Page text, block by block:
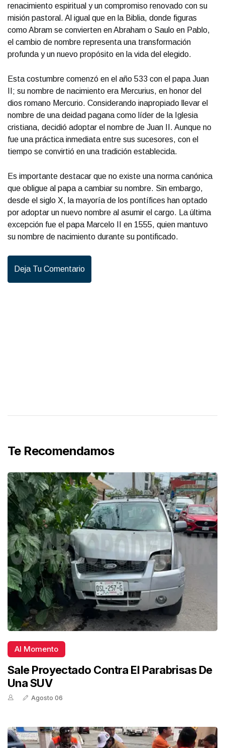
renacimiento espiritual y un compromiso renovado con su
misión pastoral. Al igual que en la Biblia, donde figuras
como Abram se convierten en Abraham o Saulo en Pablo,
el cambio de nombre representa una transformación
profunda y un nuevo propósito en la vida del elegido.
Esta costumbre comenzó en el año 533 con el papa Juan
II; su nombre de nacimiento era Mercurius, en honor del
dios romano Mercurio. Considerando inapropiado llevar el
nombre de una deidad pagana como líder de la Iglesia
cristiana, decidió adoptar el nombre de Juan II. Aunque no
fue una práctica inmediata entre sus sucesores, con el
tiempo se convirtió en una tradición establecida.
Es importante destacar que no existe una norma canónica
que obligue al papa a cambiar su nombre. Sin embargo,
desde el siglo X, la mayoría de los pontífices han optado
por adoptar un nuevo nombre al asumir el cargo. La última
excepción fue el papa Marcelo II en 1555, quien mantuvo
su nombre de nacimiento durante su pontificado.
Deja Tu Comentario
Te Recomendamos
Al Momento
Sale Proyectado Contra El Parabrisas De
Una SUV
Agosto 06